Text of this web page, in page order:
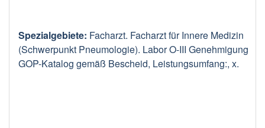
Spezialgebiete: Facharzt. Facharzt für Innere Medizin
(Schwerpunkt Pneumologie). Labor O-III Genehmigung
GOP-Katalog gemäß Bescheid, Leistungsumfang:, x.